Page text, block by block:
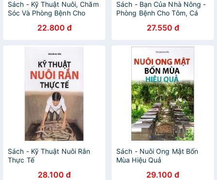
Sách - Kỹ Thuật Nuôi, Chăm
Sóc Và Phòng Bệnh Cho
22.800 đ
Sách - Bạn Của Nhà Nông -
Phòng Bệnh Cho Tôm, Cá
27.550 đ
Sách - Kỹ Thuật Nuôi Rắn
Thực Tế
28.100 đ
Sách - Nuôi Ong Mật Bốn
Mùa Hiệu Quả
29.100 đ